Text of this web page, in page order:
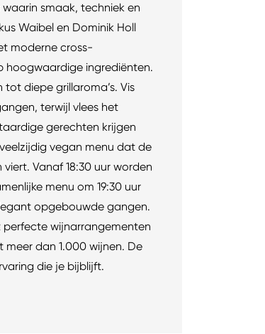
smaak, techniek en
Waibel en Dominik Holl
moderne cross-
hoogwaardige ingrediënten.
diepe grillaroma’s. Vis
terwijl vlees het
gerechten krijgen
vegan menu dat de
Vanaf 18:30 uur worden
menu om 19:30 uur
opgebouwde gangen.
perfecte wijnarrangementen
meer dan 1.000 wijnen. De
die je bijblijft.